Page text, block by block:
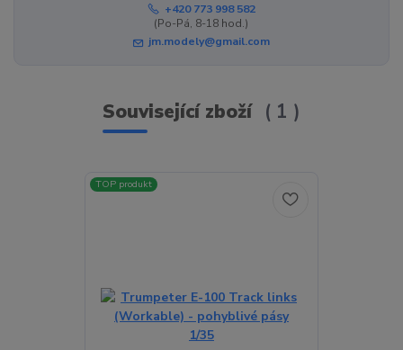
+420 773 998 582
(Po-Pá, 8-18 hod.)
jm.modely@gmail.com
Související zboží 1
TOP produkt